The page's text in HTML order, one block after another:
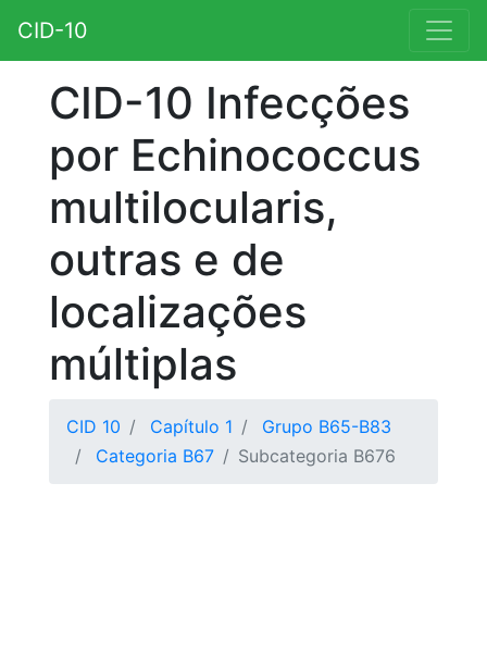
CID-10
CID-10 Infecções
por Echinococcus
multilocularis,
outras e de
localizações
múltiplas
CID 10 Capítulo 1
Grupo B65-B83
Categoria B67
Subcategoria B676